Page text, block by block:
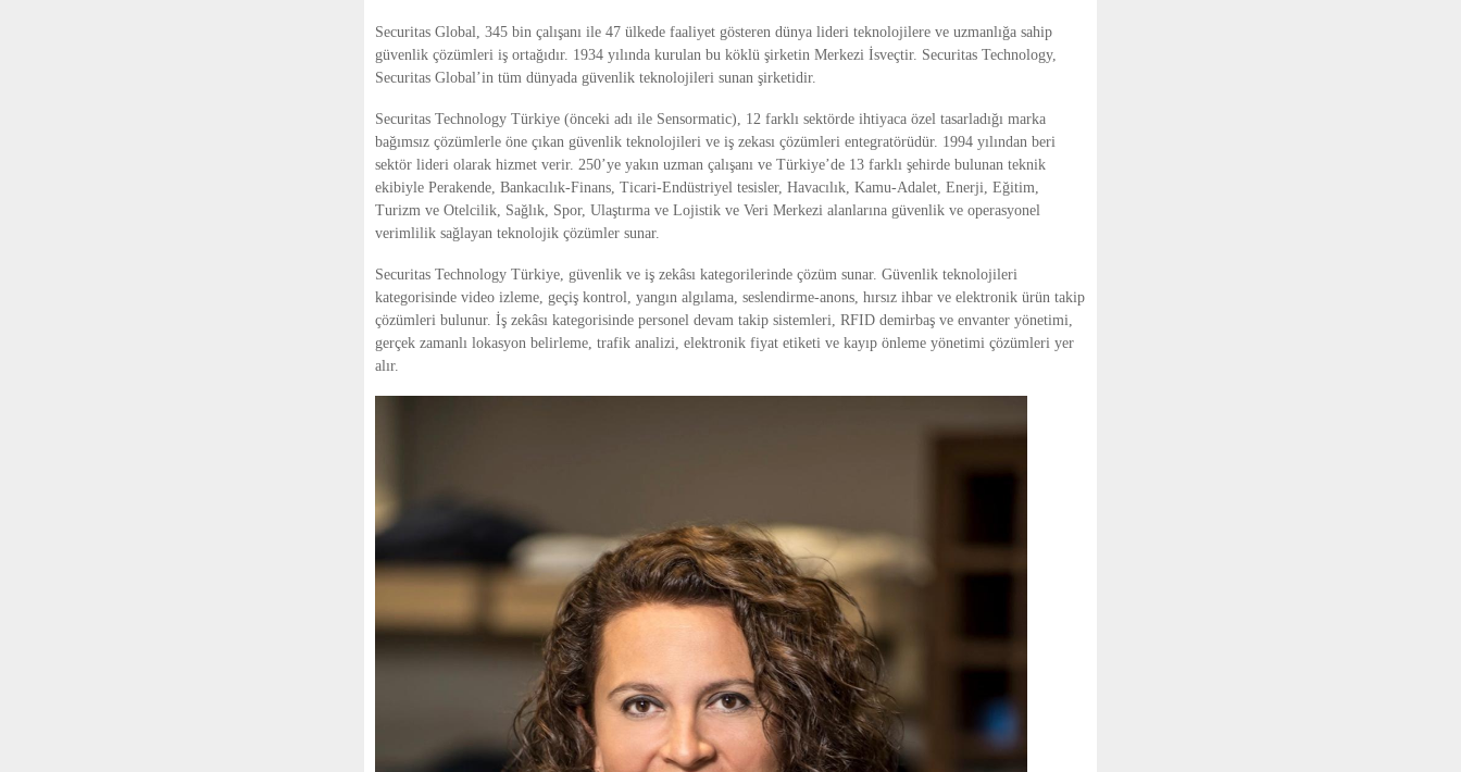
Securitas Global, 345 bin çalışanı ile 47 ülkede faaliyet gösteren dünya lideri teknolojilere ve uzmanlığa sahip
güvenlik çözümleri iş ortağıdır. ​1934 yılında kurulan bu köklü şirketin Merkezi İsveçtir. Securitas Technology,
Securitas Global’in tüm dünyada güvenlik teknolojileri sunan şirketidir.​
Securitas Technology Türkiye (önceki adı ile Sensormatic), 12 farklı sektörde ihtiyaca özel tasarladığı marka
bağımsız çözümlerle öne çıkan güvenlik teknolojileri ve iş zekası çözümleri entegratörüdür. 1994 yılından beri
sektör lideri olarak hizmet verir. 250’ye yakın uzman çalışanı ve Türkiye’de 13 farklı şehirde bulunan teknik
ekibiyle Perakende, Bankacılık-Finans, Ticari-Endüstriyel tesisler, Havacılık, Kamu-Adalet, Enerji, Eğitim,
Turizm ve Otelcilik, Sağlık, Spor, Ulaştırma ve Lojistik ve Veri Merkezi alanlarına güvenlik ve operasyonel
verimlilik sağlayan teknolojik çözümler sunar.
Securitas Technology Türkiye, güvenlik ve iş zekâsı kategorilerinde çözüm sunar. Güvenlik teknolojileri
kategorisinde video izleme, geçiş kontrol, yangın algılama, seslendirme-anons, hırsız ihbar ve elektronik ürün takip
çözümleri bulunur. İş zekâsı kategorisinde personel devam takip sistemleri, RFID demirbaş ve envanter yönetimi,
gerçek zamanlı lokasyon belirleme, trafik analizi, elektronik fiyat etiketi ve kayıp önleme yönetimi çözümleri yer
alır.